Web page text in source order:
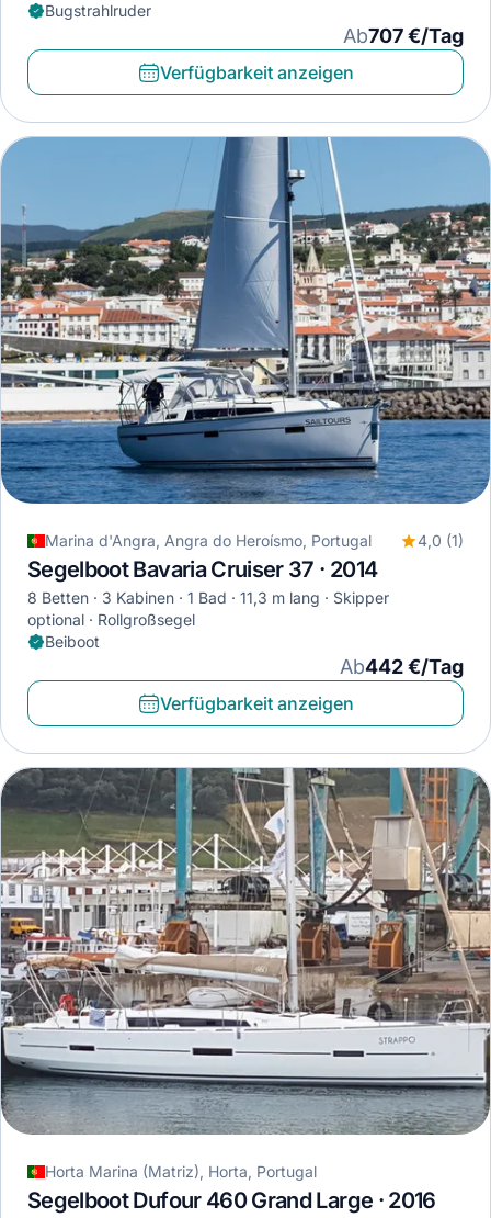
Bugstrahlruder
Ab707 €/Tag
Verfügbarkeit anzeigen
Marina d'Angra, Angra do Heroísmo, Portugal 4,0 (1)
Segelboot Bavaria Cruiser 37 · 2014
8 Betten 3 Kabinen 1 Bad 11,3 m lang
Skipper
optional
Rollgroßsegel
Beiboot
Ab442 €/Tag
Verfügbarkeit anzeigen
Horta Marina (Matriz), Horta, Portugal
Segelboot Dufour 460 Grand Large · 2016